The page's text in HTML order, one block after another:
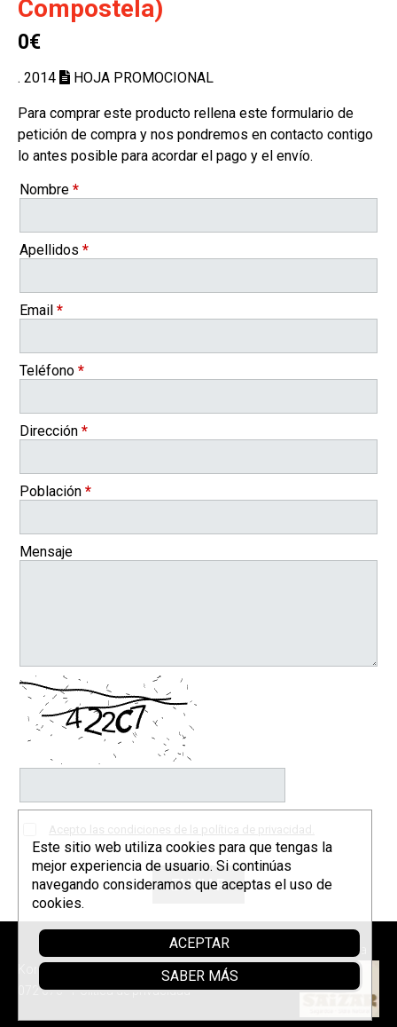
Compostela)
0€
. 2014 HOJA PROMOCIONAL
Para comprar este producto rellena este formulario de
petición de compra y nos pondremos en contacto contigo
lo antes posible para acordar el pago y el envío.
Nombre *
Apellidos *
Email *
Teléfono *
Dirección *
Población *
Mensaje
Acepto las condiciones de la política de privacidad.
Korrontzi © 2026 - Tel. (+34) 618
072 076 -Política de privacidad
Patrocina
Este sitio web utiliza cookies para que tengas la
mejor experiencia de usuario. Si continúas
navegando consideramos que aceptas el uso de
cookies.
ACEPTAR
SABER MÁS